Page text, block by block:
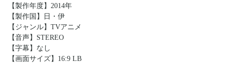
【製作年度】2014年
【製作国】日・伊
【ジャンル】TVアニメ
【音声】STEREO
【字幕】なし
【画面サイズ】16:9 LB